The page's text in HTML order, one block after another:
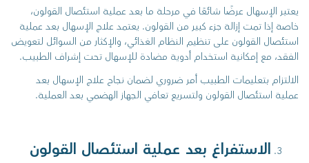
يعتبر الإسهال عرضًا شائعًا في مرحلة ما بعد عملية استئصال القولون،
خاصة إذا تمت إزالة جزء كبير من القولون. يعتمد علاج الإسهال بعد عملية
استئصال القولون على تنظيم النظام الغذائي، والإكثار من السوائل لتعويض
الفقد، مع إمكانية استخدام أدوية مضادة للإسهال تحت إشراف الطبيب.
الالتزام بتعليمات الطبيب أمر ضروري لضمان نجاح علاج الإسهال بعد
عملية استئصال القولون ولتسريع تعافي الجهاز الهضمي بعد العملية.
الاستفراغ بعد عملية استئصال القولون